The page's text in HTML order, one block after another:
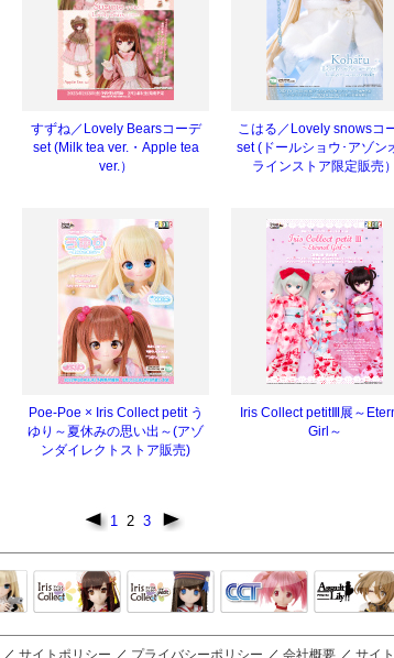
すずね／Lovely Bearsコーデ
set (Milk tea ver.・Apple tea
ver.）
こはる／Lovely snowsコ
set (ドールショウ･アゾン
ラインストア限定販売）
Poe-Poe × Iris Collect petit う
ゆり～夏休みの思い出～(アゾ
ンダイレクトストア販売)
Iris Collect petitⅢ展～
Girl～
1 2 3
／ サイトポリシー ／ プライバシーポリシー ／ 会社概要 ／ サイ